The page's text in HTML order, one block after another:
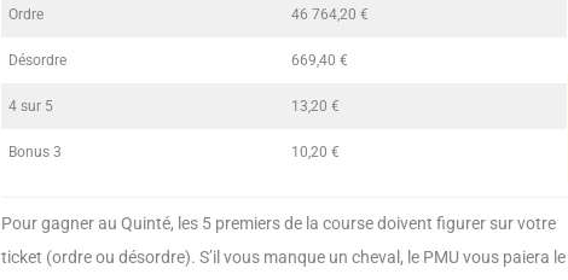
Ordre 46 764,20 €
Désordre 669,40 €
4 sur 5 13,20 €
Bonus 3 10,20 €
Pour gagner au Quinté, les 5 premiers de la course doivent figurer sur votre
ticket (ordre ou désordre). S’il vous manque un cheval, le PMU vous paiera le